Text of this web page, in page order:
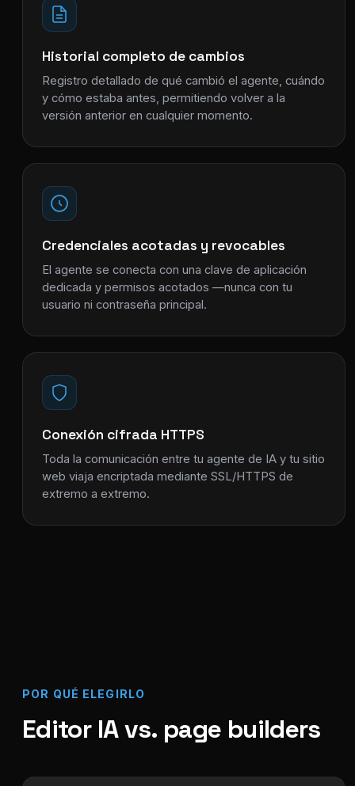
Historial completo de cambios
Registro detallado de qué cambió el agente, cuándo
y cómo estaba antes, permitiendo volver a la
versión anterior en cualquier momento.
Credenciales acotadas y revocables
El agente se conecta con una clave de aplicación
dedicada y permisos acotados —nunca con tu
usuario ni contraseña principal.
Conexión cifrada HTTPS
Toda la comunicación entre tu agente de IA y tu sitio
web viaja encriptada mediante SSL/HTTPS de
extremo a extremo.
POR QUÉ ELEGIRLO
Editor IA vs. page builders